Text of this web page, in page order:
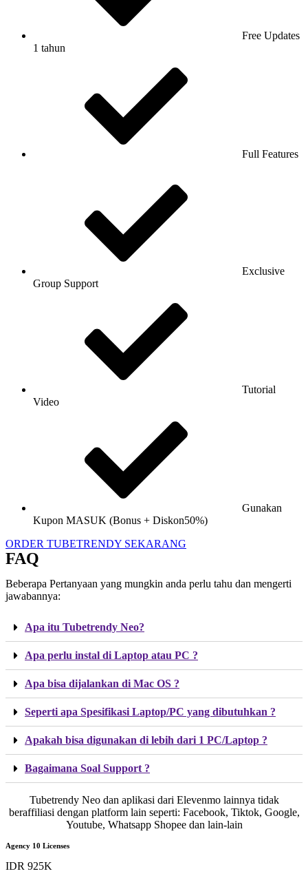
Free Updates
1 tahun
Full Features
Exclusive
Group Support
Tutorial
Video
Gunakan
Kupon MASUK (Bonus + Diskon50%)
ORDER TUBETRENDY SEKARANG
FAQ
Beberapa Pertanyaan yang mungkin anda perlu tahu dan mengerti
jawabannya:
Apa itu Tubetrendy Neo?
Apa perlu instal di Laptop atau PC ?
Apa bisa dijalankan di Mac OS ?
Seperti apa Spesifikasi Laptop/PC yang dibutuhkan ?
Apakah bisa digunakan di lebih dari 1 PC/Laptop ?
Bagaimana Soal Support ?
Tubetrendy Neo dan aplikasi dari Elevenmo lainnya tidak
beraffiliasi dengan platform lain seperti: Facebook, Tiktok, Google,
Youtube, Whatsapp Shopee dan lain-lain
Agency 10 Licenses
IDR 925K